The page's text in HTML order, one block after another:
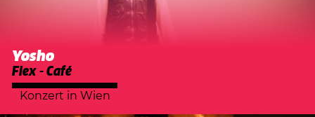
Yosho
Flex - Café
Konzert in Wien